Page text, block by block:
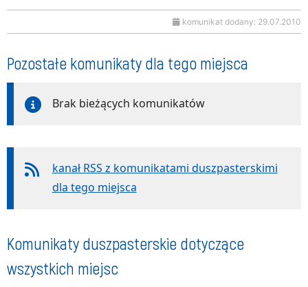
komunikat dodany: 29.07.2010
Pozostałe komunikaty dla tego miejsca
Brak bieżących komunikatów
kanał RSS z komunikatami duszpasterskimi
dla tego miejsca
Komunikaty duszpasterskie dotyczące
wszystkich miejsc